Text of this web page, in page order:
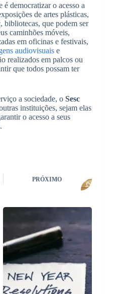
democratizar o acesso a
de artes plásticas,
bibliotecas, que podem ser
caminhões móveis,
em oficinas e festivais,
audiovisuais e
realizados em palcos ou
que todos possam ter
a sociedade, o Sesc
instituições, sejam elas
o acesso a seus
PRÓXIMO